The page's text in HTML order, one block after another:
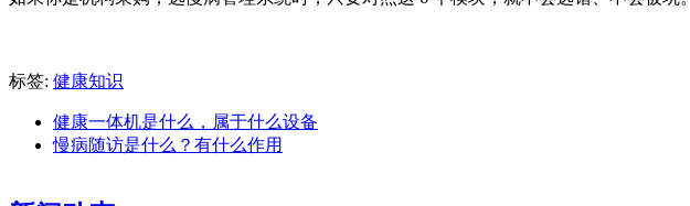
标签: 健康知识
健康一体机是什么，属于什么设备
慢病随访是什么？有什么作用